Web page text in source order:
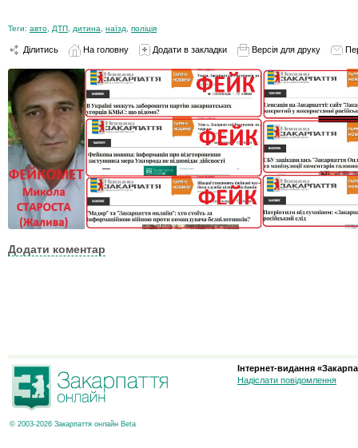
Теги: авто ДТП дитина наїзд поліція
Ділитись На головну Додати в закладки Версія для друку
Додати коментар
© 2003-2026 Закарпаття онлайн Beta
Інтернет-видання
Надіслати повідомлення